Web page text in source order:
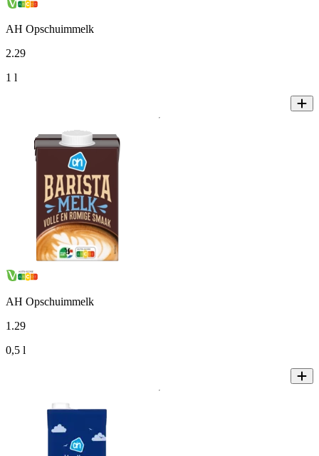
AH Opschuimmelk
2.29
1 l
AH Opschuimmelk
1 .29
0,5 l